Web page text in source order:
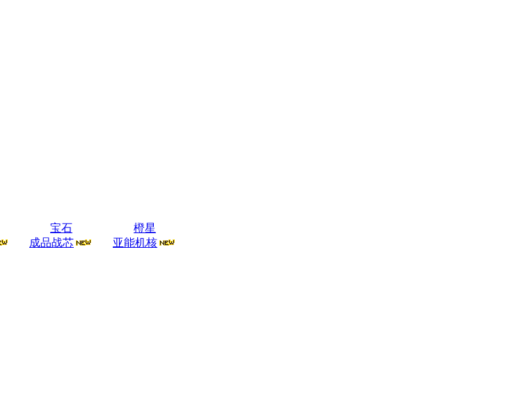
宝石
橙星
成品战芯 亚能机核